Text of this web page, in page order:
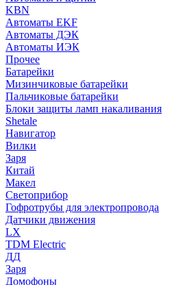
KBN
Автоматы EKF
Автоматы ДЭК
Автоматы ИЭК
Прочее
Батарейки
Мизинчиковые батарейки
Пальчиковые батарейки
Блоки защиты ламп накаливания
Shetale
Навигатор
Вилки
Заря
Китай
Макел
Светоприбор
Гофротрубы для электропровода
Датчики движения
LX
TDM Electric
ДД
Заря
Домофоны